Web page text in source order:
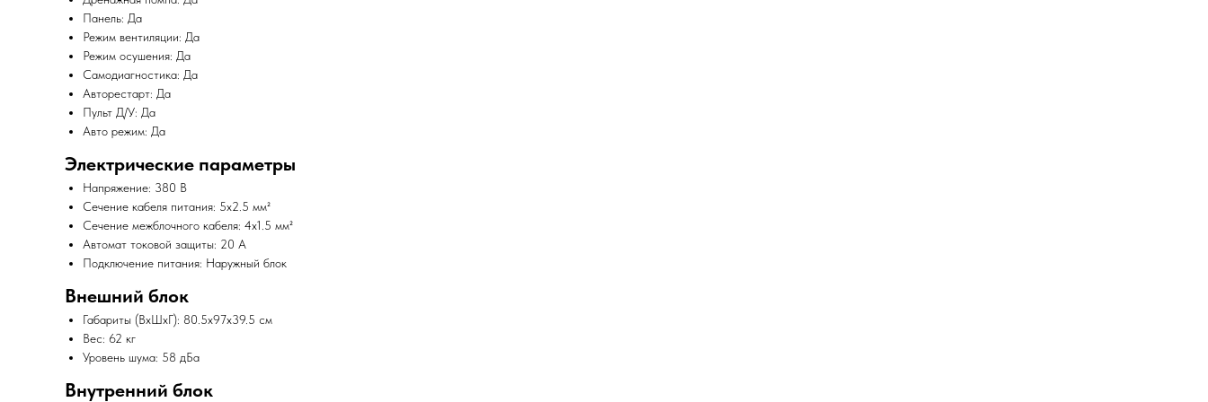
Панель: Да
Режим вентиляции: Да
Режим осушения: Да
Самодиагностика: Да
Авторестарт: Да
Пульт Д/У: Да
Авто режим: Да
Электрические параметры
Напряжение: 380 В
Сечение кабеля питания: 5x2.5 мм²
Сечение межблочного кабеля: 4x1.5 мм²
Автомат токовой защиты: 20 A
Подключение питания: Наружный блок
Внешний блок
Габариты (ВxШxГ): 80.5x97x39.5 см
Вес: 62 кг
Уровень шума: 58 дБа
Внутренний блок